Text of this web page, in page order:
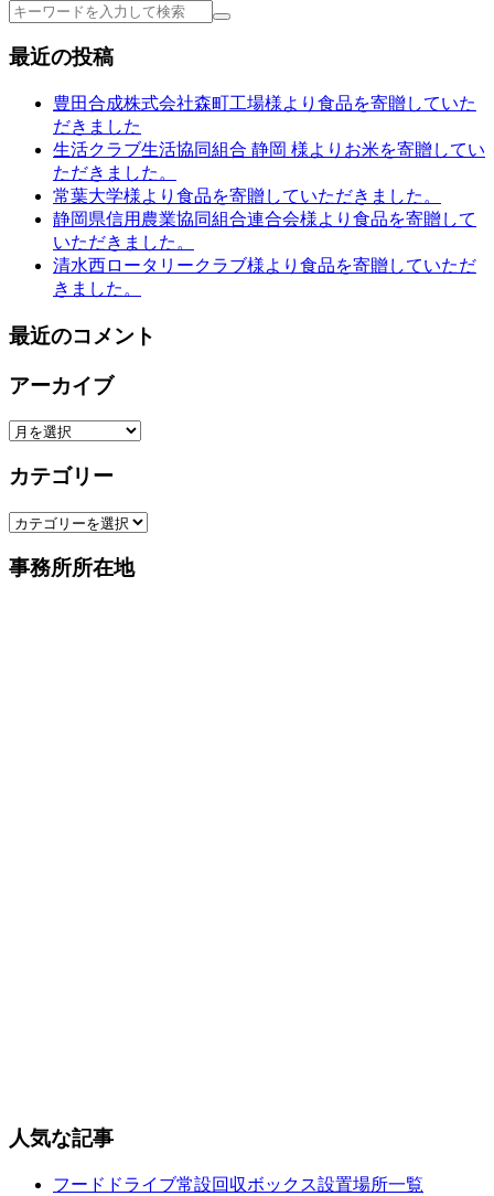
検
最近の投稿
豊田合成株式会社森町工場様より食品を寄贈していた
だきました
生活クラブ生活協同組合 静岡 様よりお米を寄贈してい
ただきました。
常葉大学様より食品を寄贈していただきました。
静岡県信用農業協同組合連合会様より食品を寄贈して
いただきました。
清水西ロータリークラブ様より食品を寄贈していただ
きました。
最近のコメント
アーカイブ
ア
カ
ブ
カテゴリー
カ
ゴ
事務所所在地
人気な記事
フードドライブ常設回収ボックス設置場所一覧